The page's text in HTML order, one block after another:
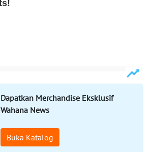
Dapatkan Merchandise Eksklusif
Wahana News
Buka Katalog